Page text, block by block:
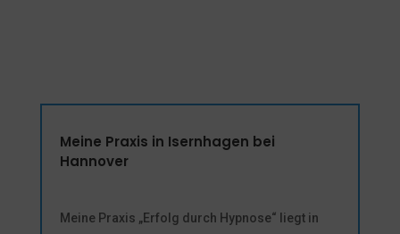
Meine Praxis in Isernhagen bei
Hannover
Meine Praxis „Erfolg durch Hypnose“ liegt in